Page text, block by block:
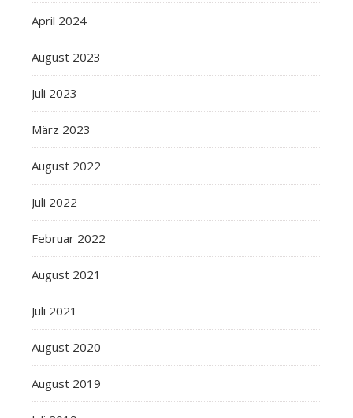
April 2024
August 2023
Juli 2023
März 2023
August 2022
Juli 2022
Februar 2022
August 2021
Juli 2021
August 2020
August 2019